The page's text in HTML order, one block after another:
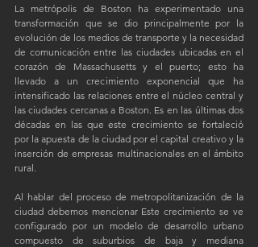
La metrópolis de Boston ha experimentado una
transformación que se dio principalmente por la
evolución de los medios de transporte y la necesidad
de comunicación entre las ciudades ubicadas en el
corazón de Massachusetts y el puerto; esto ha
llevado a un crecimiento exponencial que ha
intensificado las relaciones entre el núcleo central y
las ciudades cercanas a Boston. Es en las últimas dos
décadas en las que este crecimiento se fortaleció
por la apuesta de la ciudad por el capital creativo y la
inserción de empresas multinacionales en el ámbito
rural.
Al hablar del proceso de metropolitanización de la
ciudad debemos mencionar Este crecimiento se ve
configurado por un modelo de desarrollo urbano
compuesto de suburbios de baja y mediana